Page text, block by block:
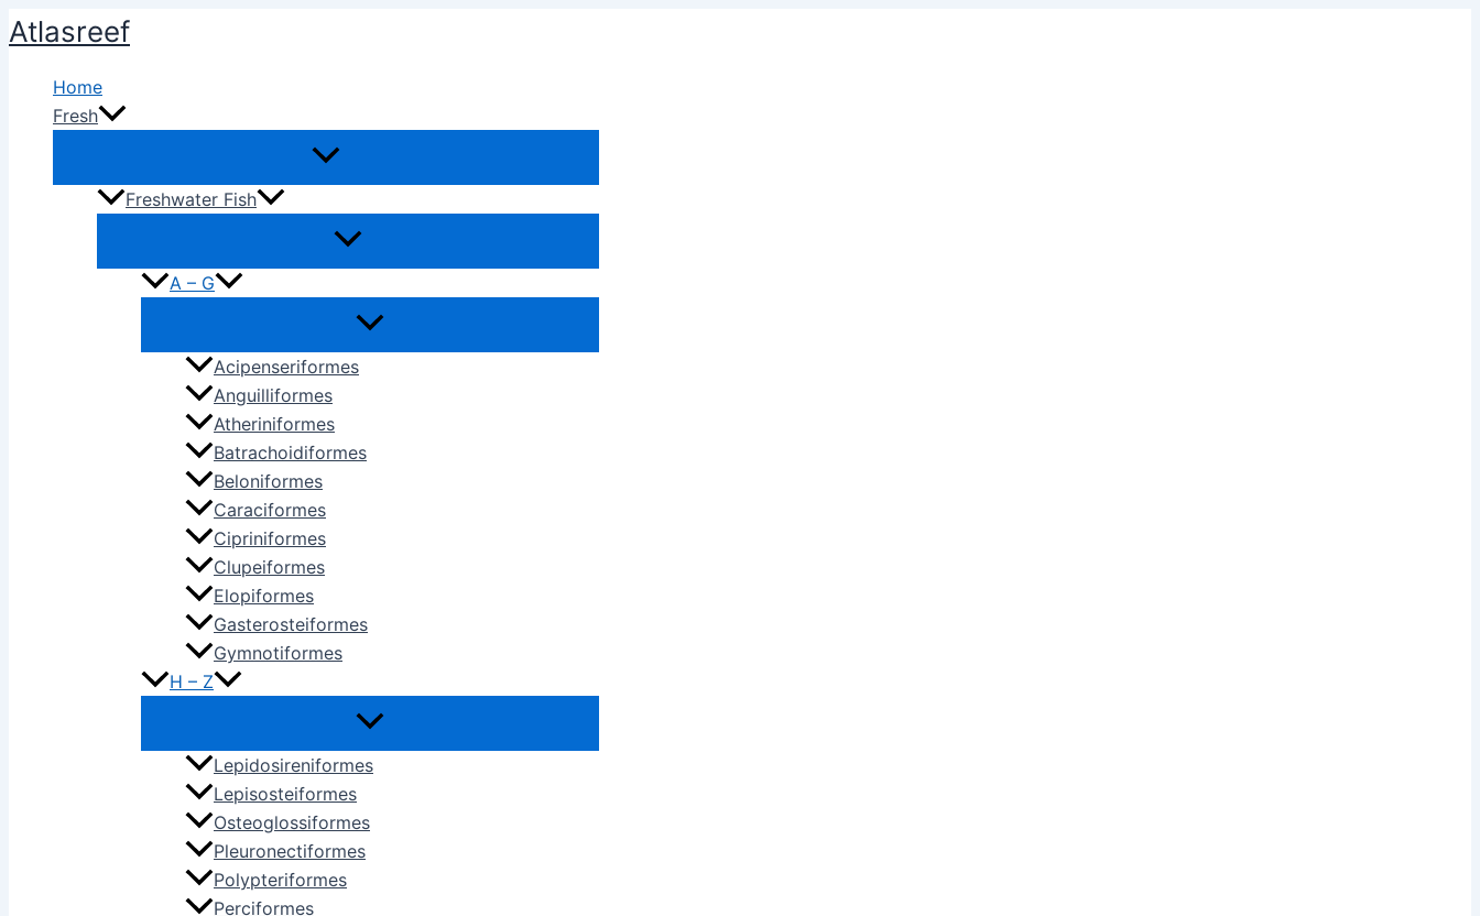
Ir
al
contenido
Atlasreef
Home
Fresh
Freshwater Fish
A – G
Acipenseriformes
Anguilliformes
Atheriniformes
Batrachoidiformes
Beloniformes
Caraciformes
Cipriniformes
Clupeiformes
Elopiformes
Gasterosteiformes
Gymnotiformes
H – Z
Lepidosireniformes
Lepisosteiformes
Osteoglossiformes
Pleuronectiformes
Polypteriformes
Perciformes